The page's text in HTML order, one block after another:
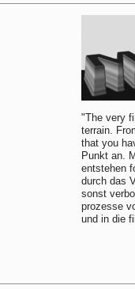
"The very
terrain.
that you
Punkt an.
entstehen
durch das
sonst
prozesse
und in die